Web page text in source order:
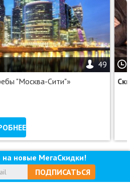
49
"Москва-Сити"»
новые МегаСкидки!
ПОДПИСАТЬСЯ